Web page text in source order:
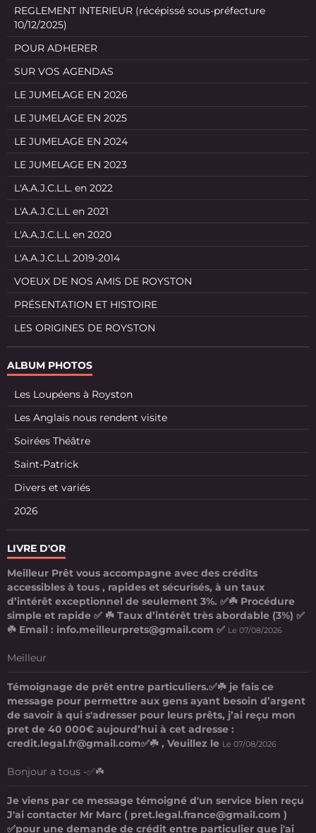
REGLEMENT INTERIEUR (récépissé sous-préfecture
10/12/2025)
POUR ADHERER
SUR VOS AGENDAS
LE JUMELAGE EN 2026
LE JUMELAGE EN 2025
LE JUMELAGE EN 2024
LE JUMELAGE EN 2023
L'A.A.J.C.L.L. en 2022
L'A.A.J.C.L.L en 2021
L'A.A.J.C.L.L en 2020
L'A.A.J.C.L.L 2019-2014
VOEUX DE NOS AMIS DE ROYSTON
PRÉSENTATION ET HISTOIRE
LES ORIGINES DE ROYSTON
ALBUM PHOTOS
Les Loupéens à Royston
Les Anglais nous rendent visite
Soirées Théâtre
Saint-Patrick
Divers et variés
2026
LIVRE D'OR
Meilleur Prêt vous accompagne avec des crédits
accessibles à tous , rapides et sécurisés, à un taux
d’intérêt exceptionnel de seulement 3%. ✅☘️ Procédure
simple et rapide ✅ ☘️ Taux d’intérêt très abordable (3%) ✅
☘️ Email : info.meilleurprets@gmail.com ✅ Le 07/08/2026
Meilleur
Témoignage de prêt entre particuliers.✅☘️ je fais ce
message pour permettre aux gens ayant besoin d’argent
de savoir à qui s'adresser pour leurs prêts, j’ai reçu mon
pret de 40 000€ aujourd’hui à cet adresse :
credit.legal.fr@gmail.com✅☘️ , Veuillez le Le 07/08/2026
Bonjour a tous -✅☘️
Je viens par ce message témoigné d'un service bien reçu
J'ai contacter Mr Marc ( pret.legal.france@gmail.com )
✅pour une demande de crédit entre particulier que j'ai